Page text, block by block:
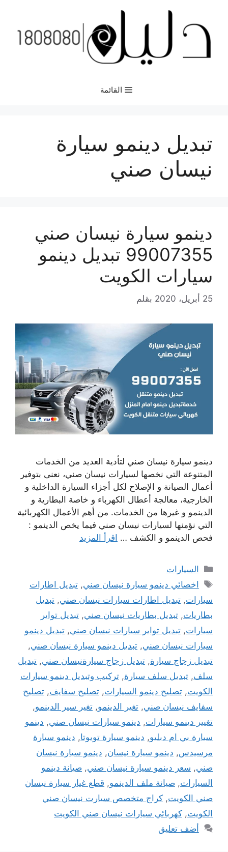
المحتوى
القائمة
تبديل دينمو سيارة
نيسان صني
دينمو سيارة نيسان صني
99007355 تبديل دينمو
سيارات الكويت
25 أبريل، 2020 بقلم
دينمو سيارة نيسان صني لتأدية العديد من الخدمات
المتنوعة التي نخصها لسيارات نيسان صني، نعنى بتوفير
أعمال الصيانة و الإصلاح لكل أجزاء السيارة الداخلية و
الخارجية، معالجة أعطال الكهرباء و خاصة البطارية و
الدينمو و غيرها من الخدمات. من أهم الأعمال الكهربائية
التي نؤمنها لسيارات نيسان صني فيما يخص الدينمو :
فحص الدينمو و الكشف … اقرأ المزيد
التصنيفات
السيارات
الوسوم
اخصائي دينمو سيارة نيسان صني,تبديل اطارات
سيارات, تبديل اطارات سيارات نيسان صني, تبديل
بطاريات, تبديل بطاريات نيسان صني, تبديل تواير
سيارات, تبديل تواير سيارات نيسان صني, تبديل دينمو
سيارات نيسان صني, تبديل دينمو سيارة نيسان صني,
تبديل زجاج سيارة, تبديل زجاج سيارةنيسان صني, تبديل
سلف, تبديل سلف سيارة, تركيب وتبديل دينمو سيارات
الكويت, تصليح دينمو السيارات, تصليح سفايف, تصليح
سفايف نيسان صني, تغير الدينمو, تغير سير الدينمو,
تغيير دينمو سيارات, دينمو سيارات نيسان صني, دينمو
سيارة بي ام دبليو, دينمو سيارة تويوتا, دينمو سيارة
مرسيدس, دينمو سيارة نيسان, دينمو سيارة نيسان
صني, سعر دينمو سيارة نيسان صني, صيانة دينمو
السيارات, صيانة ملف الدينمو, قطع غيار سيارة نيسان
صني الكويت, كراج متخصص سيارت نيسان صني
الكويت, كهربائي سيارات نيسان صني الكويت
أضف تعليق